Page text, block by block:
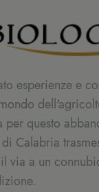
esperienze e
per questo
Calabria
via a un